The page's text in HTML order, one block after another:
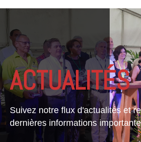
ACTUALITÉS
Suivez notre flux d'actualités et
dernières informations